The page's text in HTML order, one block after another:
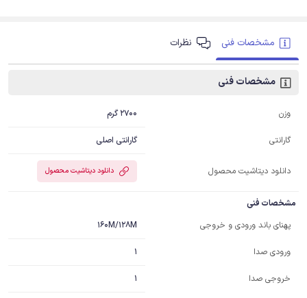
مشخصات فنی نظرات
مشخصات فنی
وزن 2700 گرم
گارانتی گارانتی اصلی
دانلود دیتاشیت محصول دانلود دیتاشیت محصول
مشخصات فنی
پهنای باند ورودی و خروجی
160M/128M
ورودی صدا 1
خروجی صدا 1